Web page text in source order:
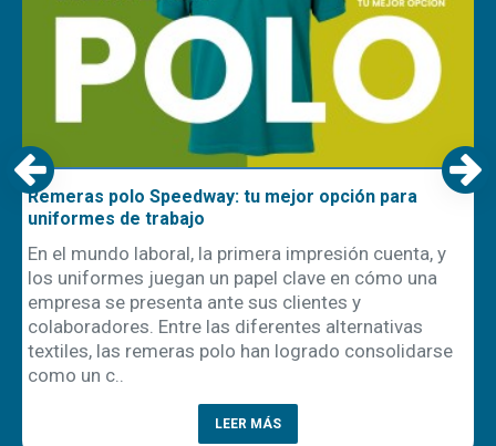
Remeras polo Speedway: tu mejor opción para
uniformes de trabajo
En el mundo laboral, la primera impresión cuenta, y
los uniformes juegan un papel clave en cómo una
empresa se presenta ante sus clientes y
colaboradores. Entre las diferentes alternativas
textiles, las remeras polo han logrado consolidarse
como un c..
LEER MÁS